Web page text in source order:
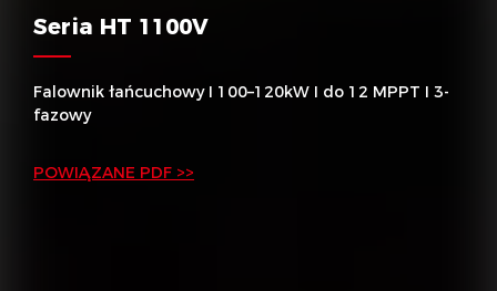
Seria HT 1100V
Falownik łańcuchowy I 100–120kW I do 12 MPPT I 3-
fazowy
POWIĄZANE PDF >>